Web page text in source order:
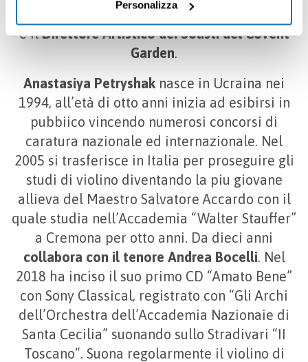
seleziona “ACCETTA TUTTI”, se vuoi abilitare o
disabilitare soltanto determinate categorie di cookies
seleziona “PERSONALIZZA”. Per maggiori informazioni
e modificare le tue preferenze vai alla nostra
policy
Personalizza
, posizione che mantiene tutt’ora. Tutt’ora
è ilDirettore Artistico dei Solisti del Covent
Garden.
Anastasiya Petryshak nasce in Ucraina nei
1994, all’età di otto anni inizia ad esibirsi in
pubbiico vincendo numerosi concorsi di
caratura nazionale ed internazionale. Nel
2005 si trasferisce in Italia per proseguire gli
studi di violino diventando la piu giovane
allieva del Maestro Salvatore Accardo con il
quale studia nell’Accademia “Walter Stauffer”
a Cremona per otto anni. Da dieci anni
collabora con il tenore Andrea Bocelli. Nel
2018 ha inciso il suo primo CD “Amato Bene”
con Sony Classical, registrato con “Gli Archi
dell’Orchestra dell’Accademia Nazionaie di
Santa Cecilia” suonando sullo Stradivari “II
Toscano“. Suona regolarmente il violino di